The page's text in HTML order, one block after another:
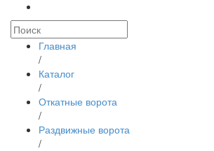
Главная
/
Каталог
/
Откатные ворота
/
Раздвижные ворота
/